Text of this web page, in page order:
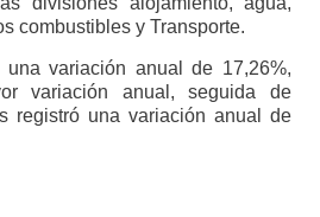
combustibles y Transporte.
una variación anual de 17,26%,
variación anual, seguida de
registró una variación anual de